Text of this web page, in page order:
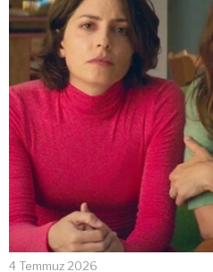
4 Temmuz 2026